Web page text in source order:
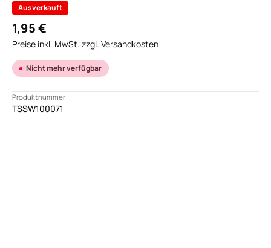
Ausverkauft
1,95 €
Preise inkl. MwSt. zzgl. Versandkosten
Nicht mehr verfügbar
Produktnummer:
TSSW100071